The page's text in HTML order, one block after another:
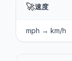
🚀速度
mph → km/h